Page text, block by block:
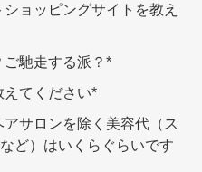
ョッピングサイトを教え
馳走する派？*
えてください*
サロンを除く美容代（ス
ど）はいくらぐらいです